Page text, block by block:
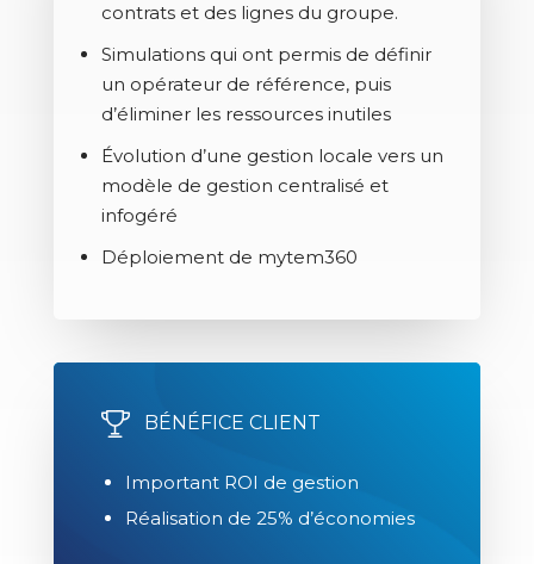
contrats et des lignes du groupe.
Simulations qui ont permis de définir
un opérateur de référence, puis
d’éliminer les ressources inutiles
Évolution d’une gestion locale vers un
modèle de gestion centralisé et
infogéré
Déploiement de mytem360
BÉNÉFICE CLIENT
Important ROI de gestion
Réalisation de 25% d’économies